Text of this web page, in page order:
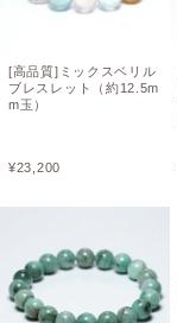
[高品質]ミックスベリル
ブレスレット（約12.5m
m玉）
¥23,200